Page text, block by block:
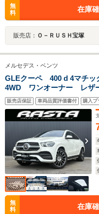
無
料
在庫
販売店： Ｏ－ＲＵＳＨ宝塚
メルセデス・ベンツ
GLEクーペ 400 d 4マチッ
4WD ワンオーナー レ
エナジャイジングPKG
360°カメラ Burmester パ
トL 黒革シート 前席Sベ
販売店保証 車両品質評価書付 購入プ
無
料
在庫